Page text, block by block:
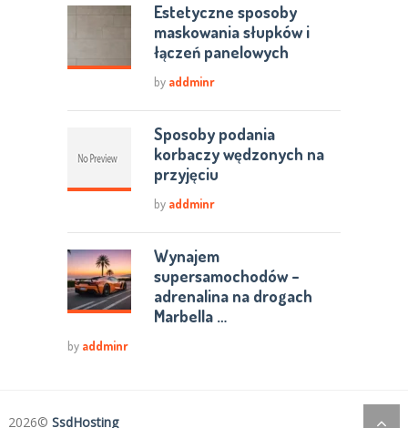
Estetyczne sposoby
maskowania słupków i
łączeń panelowych
by addminr
Sposoby podania
korbaczy wędzonych na
przyjęciu
by addminr
Wynajem
supersamochodów –
adrenalina na drogach
Marbella …
by addminr
2026© SsdHosting